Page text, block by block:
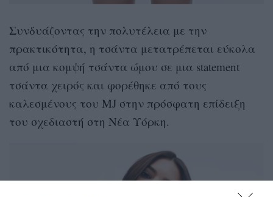
Συνδυάζοντας την πολυτέλεια με την
πρακτικότητα, η τσάντα μετατρέπεται εύκολα
από μια κομψή τσάντα ώμου σε μια statement
τσάντα χειρός και φορέθηκε από τους
καλεσμένους του MJ στην πρόσφατη επίδειξη
του σχεδιαστή στη Νέα Υόρκη.